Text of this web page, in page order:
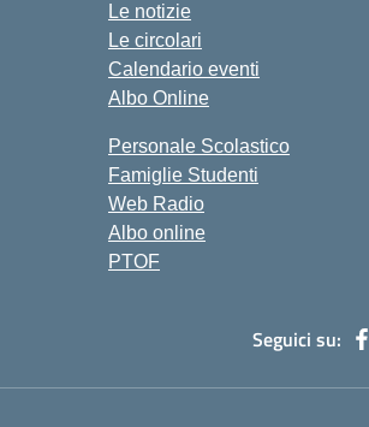
Le notizie
Le circolari
Calendario eventi
Albo Online
Personale Scolastico
Famiglie Studenti
Web Radio
Albo online
PTOF
Seguici su: